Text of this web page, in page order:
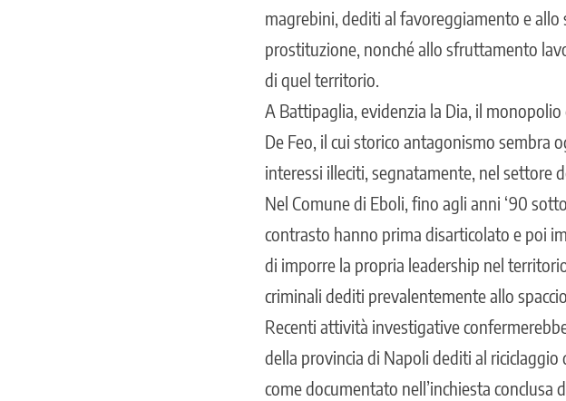
magrebini, dediti al favoreggiamento e
prostituzione, nonché allo sfruttamento
di quel territorio.
A Battipaglia, evidenzia la Dia, il
De Feo, il cui storico antagonismo sembra
interessi illeciti, segnatamente, nel settore
Nel Comune di Eboli, fino agli anni ‘90
contrasto hanno prima disarticolato e poi
di imporre la propria leadership nel
criminali dediti prevalentemente allo
Recenti attività investigative
della provincia di Napoli dediti al
come documentato nell’inchiesta conclusa